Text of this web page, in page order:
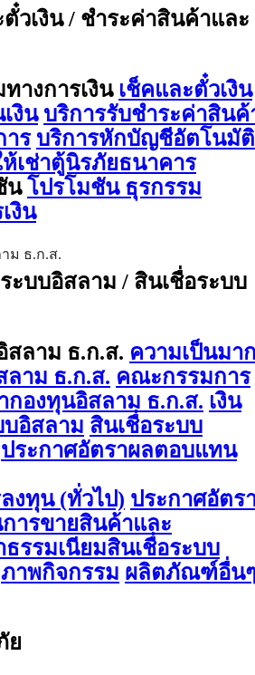
ตั๋วเงิน / ชำระค่าสินค้าและ
างการเงิน เช็คและตั๋วเงิน
งิน บริการรับชำระค่าสินค้
าร บริการหักบัญชีอัตโนมัติ
ห้เช่าตู้นิรภัยธนาคาร
น โปรโมชัน ธุรกรรม
งิน
ม ธ.ก.ส.
ะบบอิสลาม / สินเชื่อระบบ
สลาม ธ.ก.ส. ความเป็นมา
ลาม ธ.ก.ส. คณะกรรมการ
กองทุนอิสลาม ธ.ก.ส. เงิน
บอิสลาม สินเชื่อระบบ
ประกาศอัตราผลตอบแทน
งทุน (ทั่วไป) ประกาศอัตร
การขายสินค้าและ
ธรรมเนียมสินเชื่อระบบ
ภาพกิจกรรม ผลิตภัณฑ์อื่น
ย